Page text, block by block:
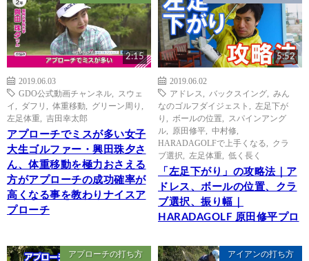
2:15
2019.06.03
GDO公式動画チャンネル
スウェ
イ
ダフリ 体重移動 グリーン周り
左足体重
吉田幸太郎
アプローチでミスが多い女子
大生ゴルファー・興田珠夕さ
ん、体重移動を極力おさえる
方がアプローチの成功確率が
高くなる事を教わりナイスア
プローチ
5:52
2019.06.02
アドレス
バックスイング
みん
なのゴルフダイジェスト
左足下が
り
ボールの位置
スパインアング
ル
原田修平 中村修
HARADAGOLFで上手くなる
クラ
ブ選択
左足体重 低く長く
「左足下がり」の攻略法｜ア
ドレス、ボールの位置、クラ
ブ選択、振り幅｜
HARADAGOLF 原田修平プロ
アプローチの打ち方 アイアンの打ち方